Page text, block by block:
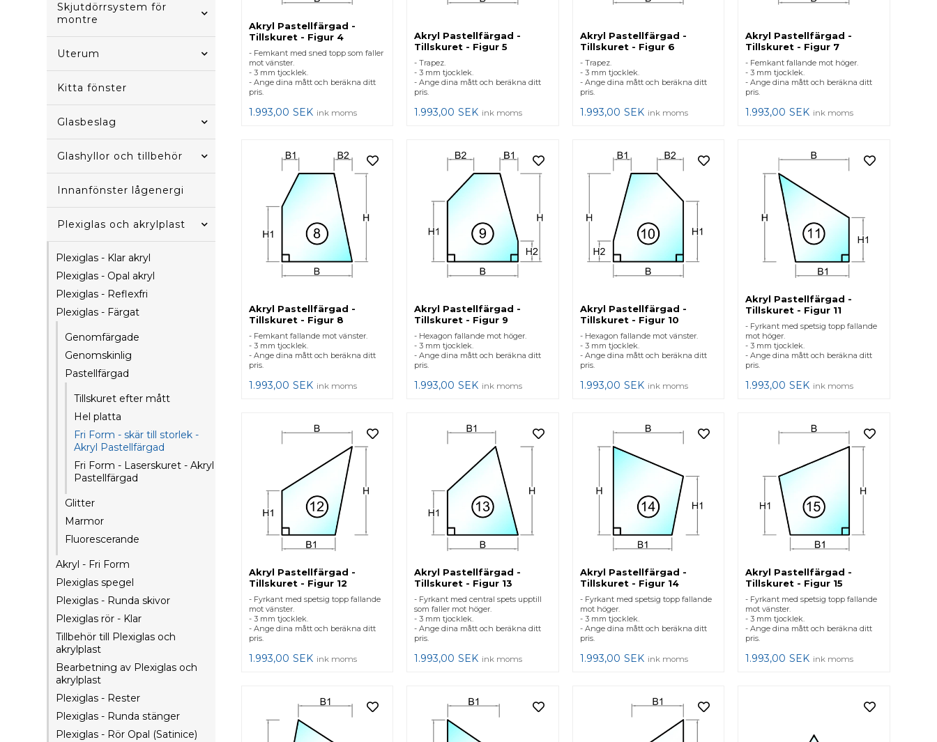
Skjutdörrsystem för
montre
Uterum
Kitta fönster
Glasbeslag
Glashyllor och tillbehör
Innanfönster lågenergi
Plexiglas och akrylplast
Plexiglas - Klar akryl
Plexiglas - Opal akryl
Plexiglas - Reflexfri
Plexiglas - Färgat
Genomfärgade
Genomskinlig
Pastellfärgad
Tillskuret efter mått
Hel platta
Fri Form - skär till storlek -
Akryl Pastellfärgad
Fri Form - Laserskuret - Akryl
Pastellfärgad
Glitter
Marmor
Fluorescerande
Akryl - Fri Form
Plexiglas spegel
Plexiglas - Runda skivor
Plexiglas rör - Klar
Tillbehör till Plexiglas och
akrylplast
Bearbetning av Plexiglas och
akrylplast
Plexiglas - Rester
Plexiglas - Runda stänger
Plexiglas - Rör Opal (Satinice)
Akryl Pastellfärgad -
Tillskuret - Figur 4
- Femkant med sned topp som faller
mot vänster.
- 3 mm tjocklek.
- Ange dina mått och beräkna ditt
pris.
1.993,00 SEK ink moms
Akryl Pastellfärgad -
Tillskuret - Figur 5
- Trapez.
- 3 mm tjocklek.
- Ange dina mått och beräkna ditt
pris.
1.993,00 SEK ink moms
Akryl Pastellfärgad -
Tillskuret - Figur 6
- Trapez.
- 3 mm tjocklek.
- Ange dina mått och beräkna ditt
pris.
1.993,00 SEK ink moms
Akryl Pastellfärgad -
Tillskuret - Figur 7
- Femkant fallande mot höger.
- 3 mm tjocklek.
- Ange dina mått och beräkna ditt
pris.
1.993,00 SEK ink moms
Akryl Pastellfärgad -
Tillskuret - Figur 8
- Femkant fallande mot vänster.
- 3 mm tjocklek.
- Ange dina mått och beräkna ditt
pris.
1.993,00 SEK ink moms
Akryl Pastellfärgad -
Tillskuret - Figur 9
- Hexagon fallande mot höger.
- 3 mm tjocklek.
- Ange dina mått och beräkna ditt
pris.
1.993,00 SEK ink moms
Akryl Pastellfärgad -
Tillskuret - Figur 10
- Hexagon fallande mot vänster.
- 3 mm tjocklek.
- Ange dina mått och beräkna ditt
pris.
1.993,00 SEK ink moms
Akryl Pastellfärgad -
Tillskuret - Figur 11
- Fyrkant med spetsig topp fallande
mot höger.
- 3 mm tjocklek.
- Ange dina mått och beräkna ditt
pris.
1.993,00 SEK ink moms
Akryl Pastellfärgad -
Tillskuret - Figur 12
- Fyrkant med spetsig topp fallande
mot vänster.
- 3 mm tjocklek.
- Ange dina mått och beräkna ditt
pris.
1.993,00 SEK ink moms
Akryl Pastellfärgad -
Tillskuret - Figur 13
- Fyrkant med central spets upptill
som faller mot höger.
- 3 mm tjocklek.
- Ange dina mått och beräkna ditt
pris.
1.993,00 SEK ink moms
Akryl Pastellfärgad -
Tillskuret - Figur 14
- Fyrkant med spetsig topp fallande
mot höger.
- 3 mm tjocklek.
- Ange dina mått och beräkna ditt
pris.
1.993,00 SEK ink moms
Akryl Pastellfärgad -
Tillskuret - Figur 15
- Fyrkant med spetsig topp fallande
mot vänster.
- 3 mm tjocklek.
- Ange dina mått och beräkna ditt
pris.
1.993,00 SEK ink moms